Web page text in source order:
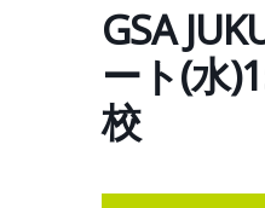
GSA
ート(水
校